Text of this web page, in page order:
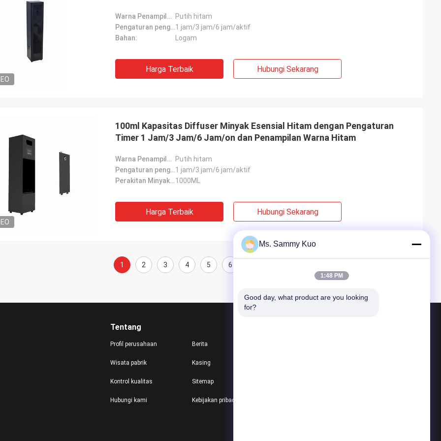
Warna Penampilan:
Putih hitam
Pengaturan pengatur waktu:1 jam/3 jam/6 jam/aktif
Bahan:
Logam
Harga Terbaik Hubungi Sekarang
100ml Kapasitas Diffuser Minyak Esensial Hitam dengan Pengaturan
Timer 1 Jam/3 Jam/6 Jam/on dan Penampilan Warna Hitam
Warna Penampilan:
Putih hitam
Pengaturan pengatur waktu:1 jam/3 jam/6 jam/aktif
Perakitan Minyak Esensial:1000ML
Harga Terbaik Hubungi Sekarang
1 2 3 4 5 6
Tentang
Profil perusahaan
Wisata pabrik
Kontrol kualitas
Hubungi kami
Berita
Kasing
Sitemap
Kebijakan pribadi
Ms. Sammy Kuo
1:48 PM
Good day, what product are you looking
for?